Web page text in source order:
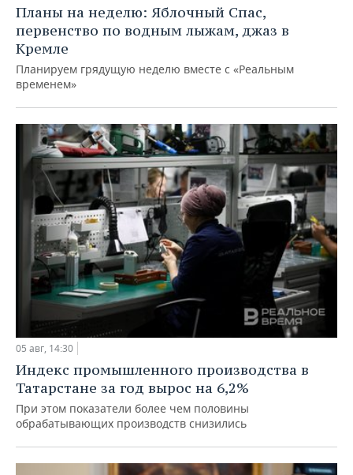
Планы на неделю: Яблочный Спас,
первенство по водным лыжам, джаз в
Кремле
Планируем грядущую неделю вместе с «Реальным
временем»
05 авг, 14:30
Индекс промышленного производства в
Татарстане за год вырос на 6,2%
При этом показатели более чем половины
обрабатывающих производств снизились